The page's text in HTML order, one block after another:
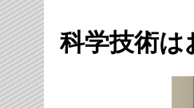
科学技術は